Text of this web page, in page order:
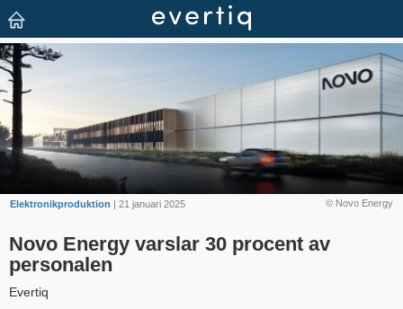
© Novo Energy
Elektronikproduktion | 21 januari 2025
Novo Energy varslar 30 procent av
personalen
Evertiq